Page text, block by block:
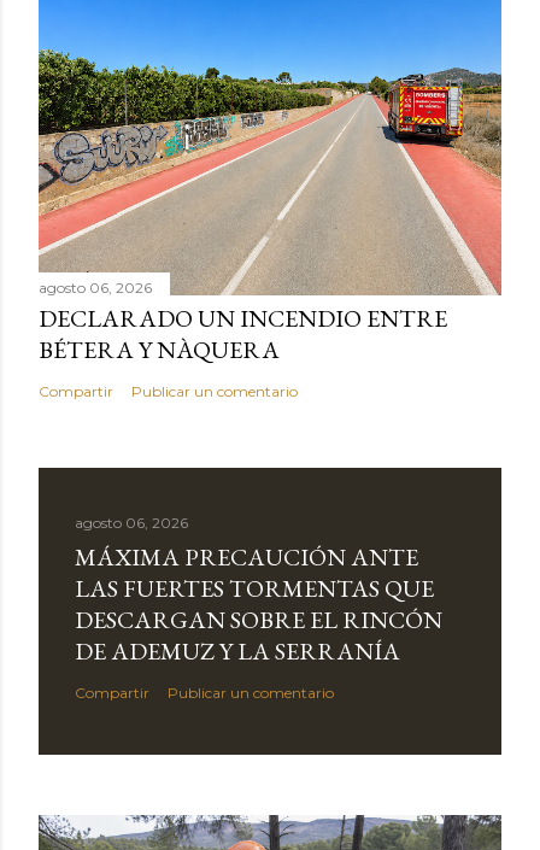
agosto 06, 2026
DECLARADO UN INCENDIO ENTRE
BÉTERA Y NÀQUERA
Compartir Publicar un comentario
agosto 06, 2026
MÁXIMA PRECAUCIÓN ANTE
LAS FUERTES TORMENTAS QUE
DESCARGAN SOBRE EL RINCÓN
DE ADEMUZ Y LA SERRANÍA
Compartir Publicar un comentario